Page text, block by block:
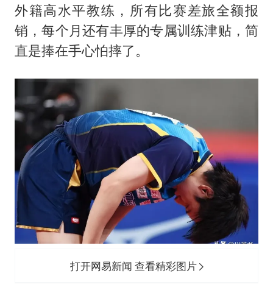
外籍高水平教练，所有比赛差旅全额报
销，每个月还有丰厚的专属训练津贴，简
直是捧在手心怕摔了。
打开网易新闻 查看精彩图片